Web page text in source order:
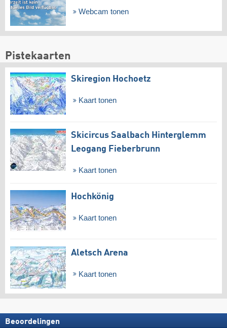
Webcam tonen
Pistekaarten
Skiregion Hochoetz
Kaart tonen
Skicircus Saalbach Hinterglemm
Leogang Fieberbrunn
Kaart tonen
Hochkönig
Kaart tonen
Aletsch Arena
Kaart tonen
Beoordelingen